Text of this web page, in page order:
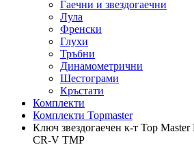
Гаечни и звездогаечни
Лула
Френски
Глухи
Тръбни
Динамометрични
Шестограми
Кръстати
Комплекти
Комплекти Topmaster
Ключ звездогаечен к-т Top
CR-V TMP